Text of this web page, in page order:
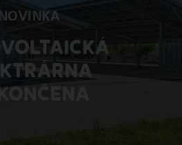
NOVINKA